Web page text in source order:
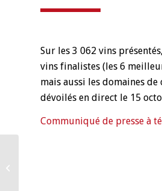
Sur les 3 062 vins
vins finalistes (les 6
mais aussi les domaines
dévoilés en direct le 15
Communiqué de presse à